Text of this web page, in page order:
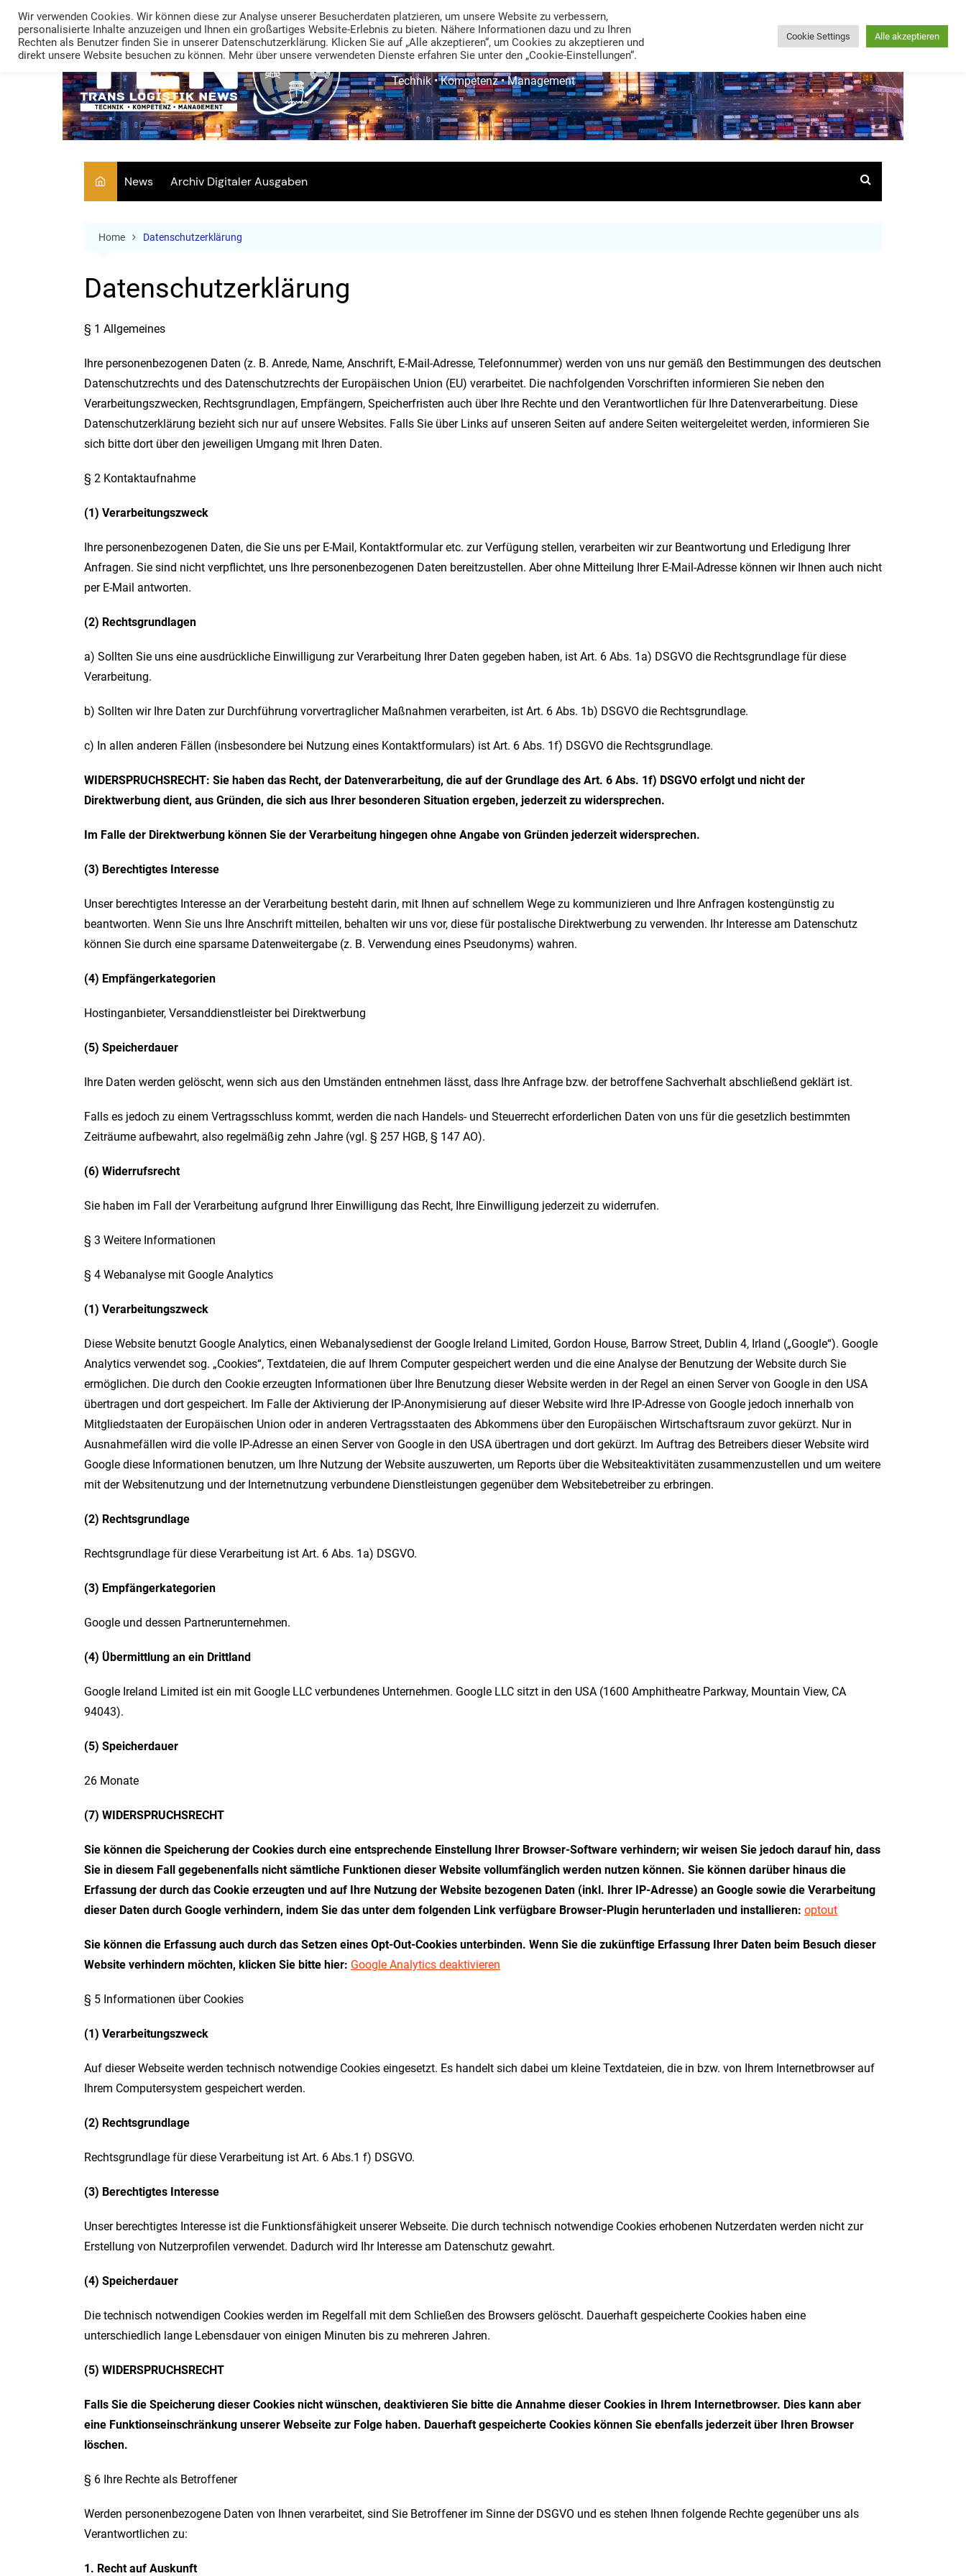
content
TRANS LOGISTIK NEWS
Technik • Kompetenz • Management
News Archiv Digitaler Ausgaben
Home Datenschutzerklärung
Datenschutzerklärung
§ 1 Allgemeines
Ihre personenbezogenen Daten (z. B. Anrede, Name, Anschrift, E-Mail-Adresse, Telefonnummer) werden von uns nur gemäß den Bestimmungen des deutschen
Datenschutzrechts und des Datenschutzrechts der Europäischen Union (EU) verarbeitet. Die nachfolgenden Vorschriften informieren Sie neben den
Verarbeitungszwecken, Rechtsgrundlagen, Empfängern, Speicherfristen auch über Ihre Rechte und den Verantwortlichen für Ihre Datenverarbeitung. Diese
Datenschutzerklärung bezieht sich nur auf unsere Websites. Falls Sie über Links auf unseren Seiten auf andere Seiten weitergeleitet werden, informieren Sie
sich bitte dort über den jeweiligen Umgang mit Ihren Daten.
§ 2 Kontaktaufnahme
(1) Verarbeitungszweck
Ihre personenbezogenen Daten, die Sie uns per E-Mail, Kontaktformular etc. zur Verfügung stellen, verarbeiten wir zur Beantwortung und Erledigung Ihrer
Anfragen. Sie sind nicht verpflichtet, uns Ihre personenbezogenen Daten bereitzustellen. Aber ohne Mitteilung Ihrer E-Mail-Adresse können wir Ihnen auch nicht
per E-Mail antworten.
(2) Rechtsgrundlagen
a) Sollten Sie uns eine ausdrückliche Einwilligung zur Verarbeitung Ihrer Daten gegeben haben, ist Art. 6 Abs. 1a) DSGVO die Rechtsgrundlage für diese
Verarbeitung.
b) Sollten wir Ihre Daten zur Durchführung vorvertraglicher Maßnahmen verarbeiten, ist Art. 6 Abs. 1b) DSGVO die Rechtsgrundlage.
c) In allen anderen Fällen (insbesondere bei Nutzung eines Kontaktformulars) ist Art. 6 Abs. 1f) DSGVO die Rechtsgrundlage.
WIDERSPRUCHSRECHT: Sie haben das Recht, der Datenverarbeitung, die auf der Grundlage des Art. 6 Abs. 1f) DSGVO erfolgt und nicht der
Direktwerbung dient, aus Gründen, die sich aus Ihrer besonderen Situation ergeben, jederzeit zu widersprechen.
Im Falle der Direktwerbung können Sie der Verarbeitung hingegen ohne Angabe von Gründen jederzeit widersprechen.
(3) Berechtigtes Interesse
Unser berechtigtes Interesse an der Verarbeitung besteht darin, mit Ihnen auf schnellem Wege zu kommunizieren und Ihre Anfragen kostengünstig zu
beantworten. Wenn Sie uns Ihre Anschrift mitteilen, behalten wir uns vor, diese für postalische Direktwerbung zu verwenden. Ihr Interesse am Datenschutz
können Sie durch eine sparsame Datenweitergabe (z. B. Verwendung eines Pseudonyms) wahren.
(4) Empfängerkategorien
Hostinganbieter, Versanddienstleister bei Direktwerbung
(5) Speicherdauer
Ihre Daten werden gelöscht, wenn sich aus den Umständen entnehmen lässt, dass Ihre Anfrage bzw. der betroffene Sachverhalt abschließend geklärt ist.
Falls es jedoch zu einem Vertragsschluss kommt, werden die nach Handels- und Steuerrecht erforderlichen Daten von uns für die gesetzlich bestimmten
Zeiträume aufbewahrt, also regelmäßig zehn Jahre (vgl. § 257 HGB, § 147 AO).
(6) Widerrufsrecht
Sie haben im Fall der Verarbeitung aufgrund Ihrer Einwilligung das Recht, Ihre Einwilligung jederzeit zu widerrufen.
§ 3 Weitere Informationen
§ 4 Webanalyse mit Google Analytics
(1) Verarbeitungszweck
Diese Website benutzt Google Analytics, einen Webanalysedienst der Google Ireland Limited, Gordon House, Barrow Street, Dublin 4, Irland („Google“). Google
Analytics verwendet sog. „Cookies“, Textdateien, die auf Ihrem Computer gespeichert werden und die eine Analyse der Benutzung der Website durch Sie
ermöglichen. Die durch den Cookie erzeugten Informationen über Ihre Benutzung dieser Website werden in der Regel an einen Server von Google in den USA
übertragen und dort gespeichert. Im Falle der Aktivierung der IP-Anonymisierung auf dieser Website wird Ihre IP-Adresse von Google jedoch innerhalb von
Mitgliedstaaten der Europäischen Union oder in anderen Vertragsstaaten des Abkommens über den Europäischen Wirtschaftsraum zuvor gekürzt. Nur in
Ausnahmefällen wird die volle IP-Adresse an einen Server von Google in den USA übertragen und dort gekürzt. Im Auftrag des Betreibers dieser Website wird
Google diese Informationen benutzen, um Ihre Nutzung der Website auszuwerten, um Reports über die Websiteaktivitäten zusammenzustellen und um weitere
mit der Websitenutzung und der Internetnutzung verbundene Dienstleistungen gegenüber dem Websitebetreiber zu erbringen.
(2) Rechtsgrundlage
Rechtsgrundlage für diese Verarbeitung ist Art. 6 Abs. 1a) DSGVO.
(3) Empfängerkategorien
Google und dessen Partnerunternehmen.
(4) Übermittlung an ein Drittland
Google Ireland Limited ist ein mit Google LLC verbundenes Unternehmen. Google LLC sitzt in den USA (1600 Amphitheatre Parkway, Mountain View, CA
94043).
(5) Speicherdauer
26 Monate
(7) WIDERSPRUCHSRECHT
Sie können die Speicherung der Cookies durch eine entsprechende Einstellung Ihrer Browser-Software verhindern; wir weisen Sie jedoch darauf hin, dass
Sie in diesem Fall gegebenenfalls nicht sämtliche Funktionen dieser Website vollumfänglich werden nutzen können. Sie können darüber hinaus die
Erfassung der durch das Cookie erzeugten und auf Ihre Nutzung der Website bezogenen Daten (inkl. Ihrer IP-Adresse) an Google sowie die Verarbeitung
dieser Daten durch Google verhindern, indem Sie das unter dem folgenden Link verfügbare Browser-Plugin herunterladen und installieren: optout
Sie können die Erfassung auch durch das Setzen eines Opt-Out-Cookies unterbinden. Wenn Sie die zukünftige Erfassung Ihrer Daten beim Besuch dieser
Website verhindern möchten, klicken Sie bitte hier: Google Analytics deaktivieren
§ 5 Informationen über Cookies
(1) Verarbeitungszweck
Auf dieser Webseite werden technisch notwendige Cookies eingesetzt. Es handelt sich dabei um kleine Textdateien, die in bzw. von Ihrem Internetbrowser auf
Ihrem Computersystem gespeichert werden.
(2) Rechtsgrundlage
Rechtsgrundlage für diese Verarbeitung ist Art. 6 Abs.1 f) DSGVO.
(3) Berechtigtes Interesse
Unser berechtigtes Interesse ist die Funktionsfähigkeit unserer Webseite. Die durch technisch notwendige Cookies erhobenen Nutzerdaten werden nicht zur
Erstellung von Nutzerprofilen verwendet. Dadurch wird Ihr Interesse am Datenschutz gewahrt.
(4) Speicherdauer
Die technisch notwendigen Cookies werden im Regelfall mit dem Schließen des Browsers gelöscht. Dauerhaft gespeicherte Cookies haben eine
unterschiedlich lange Lebensdauer von einigen Minuten bis zu mehreren Jahren.
(5) WIDERSPRUCHSRECHT
Falls Sie die Speicherung dieser Cookies nicht wünschen, deaktivieren Sie bitte die Annahme dieser Cookies in Ihrem Internetbrowser. Dies kann aber
eine Funktionseinschränkung unserer Webseite zur Folge haben. Dauerhaft gespeicherte Cookies können Sie ebenfalls jederzeit über Ihren Browser
löschen.
§ 6 Ihre Rechte als Betroffener
Werden personenbezogene Daten von Ihnen verarbeitet, sind Sie Betroffener im Sinne der DSGVO und es stehen Ihnen folgende Rechte gegenüber uns als
Verantwortlichen zu:
1. Recht auf Auskunft
Wir verwenden Cookies. Wir können diese zur Analyse unserer Besucherdaten platzieren, um unsere Website zu verbessern,
personalisierte Inhalte anzuzeigen und Ihnen ein großartiges Website-Erlebnis zu bieten. Nähere Informationen dazu und zu Ihren
Rechten als Benutzer finden Sie in unserer Datenschutzerklärung. Klicken Sie auf „Alle akzeptieren“, um Cookies zu akzeptieren und
direkt unsere Website besuchen zu können. Mehr über unsere verwendeten Dienste erfahren Sie unter den „Cookie-Einstellungen“.
Cookie Settings Alle akzeptieren